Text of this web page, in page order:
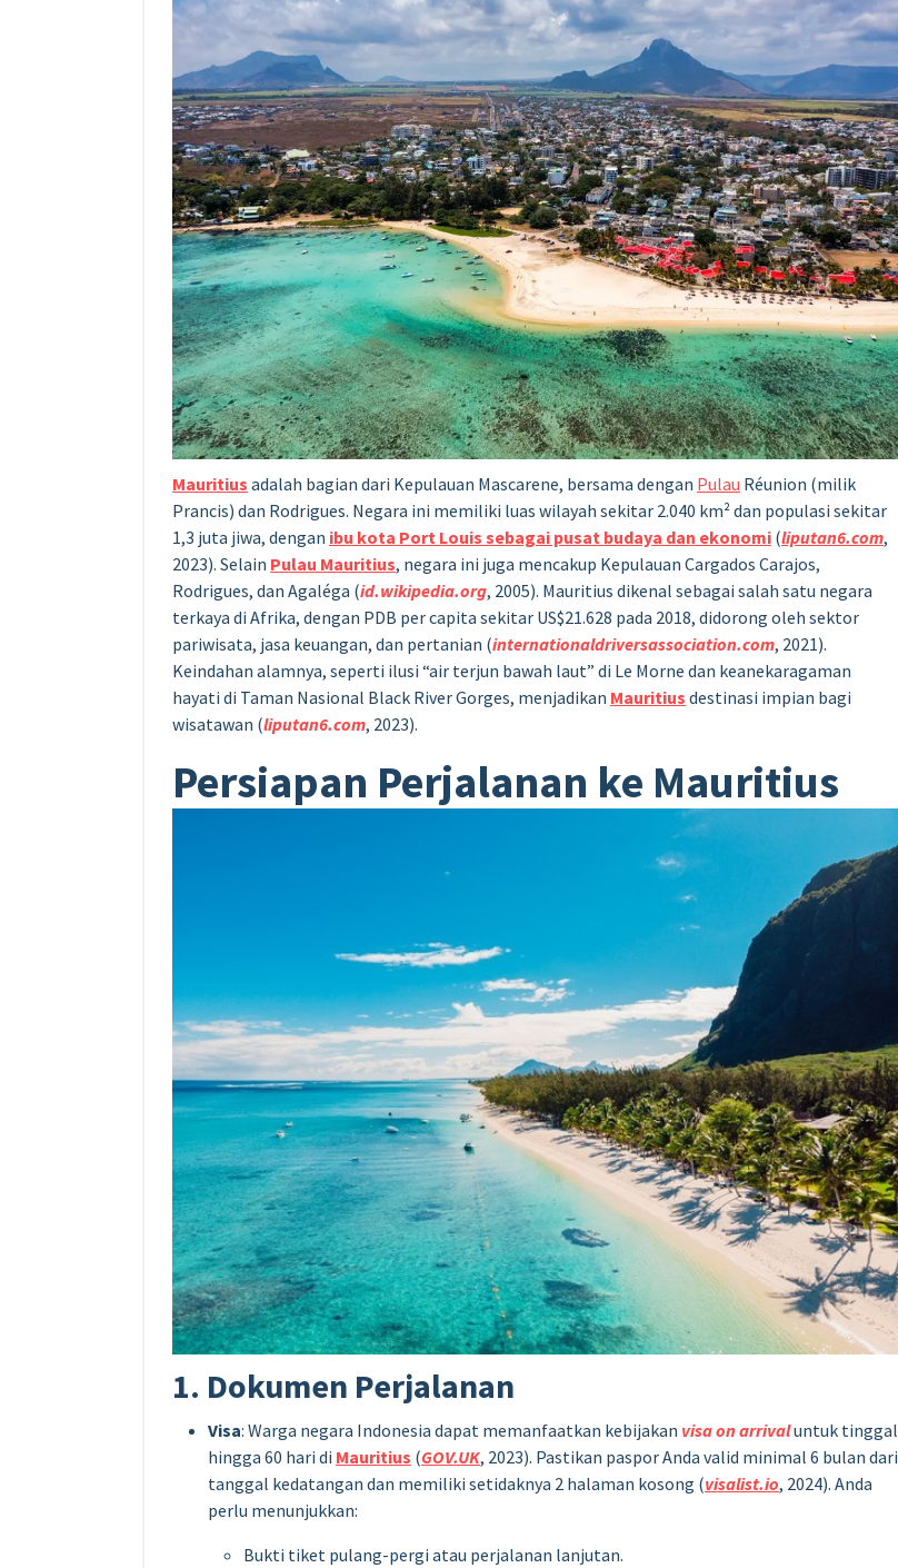
Mauritius adalah bagian dari Kepulauan Mascarene, bersama dengan Pulau Réunion (milik
Prancis) dan Rodrigues. Negara ini memiliki luas wilayah sekitar 2.040 km² dan populasi sekitar
1,3 juta jiwa, dengan ibu kota Port Louis sebagai pusat budaya dan ekonomi (liputan6.com,
2023). Selain Pulau Mauritius, negara ini juga mencakup Kepulauan Cargados Carajos,
Rodrigues, dan Agaléga (id.wikipedia.org, 2005). Mauritius dikenal sebagai salah satu negara
terkaya di Afrika, dengan PDB per capita sekitar US$21.628 pada 2018, didorong oleh sektor
pariwisata, jasa keuangan, dan pertanian (internationaldriversassociation.com, 2021).
Keindahan alamnya, seperti ilusi “air terjun bawah laut” di Le Morne dan keanekaragaman
hayati di Taman Nasional Black River Gorges, menjadikan Mauritius destinasi impian bagi
wisatawan (liputan6.com, 2023).
Persiapan Perjalanan ke Mauritius
1. Dokumen Perjalanan
Visa: Warga negara Indonesia dapat memanfaatkan kebijakan visa on arrivaluntuk tinggal
hingga 60 hari di Mauritius (GOV.UK, 2023). Pastikan paspor Anda valid minimal 6 bulan dari
tanggal kedatangan dan memiliki setidaknya 2 halaman kosong (visalist.io, 2024). Anda
perlu menunjukkan:
Bukti tiket pulang-pergi atau perjalanan lanjutan.